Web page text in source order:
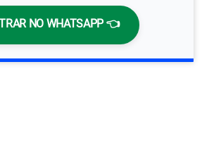
NO WHATSAPP 👈